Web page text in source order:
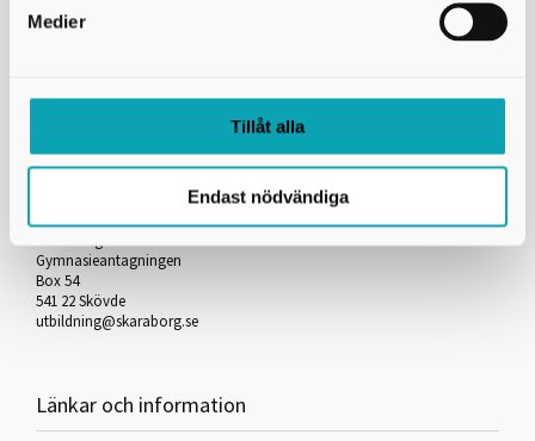
Medier
Tillåt alla
Endast nödvändiga
Gymnasieantagningen
Box 54
541 22 Skövde
utbildning@skaraborg.se
Länkar och information